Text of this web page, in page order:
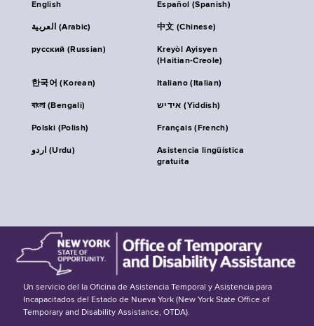
English Español (Spanish)
العربية (Arabic) 中文 (Chinese)
русский (Russian)
Kreyòl Ayisyen
(Haitian-Creole)
한국어 (Korean) Italiano (Italian)
বাংলা (Bengali) אידיש (Yiddish)
Polski (Polish) Français (French)
اردو (Urdu)
Asistencia lingüística
gratuita
Un servicio del la Oficina de Asistencia Temporal y Asistencia para
Incapacitados del Estado de Nueva York (New York State Office of
Temporary and Disability Assistance, OTDA).